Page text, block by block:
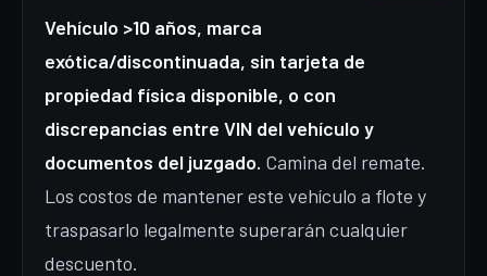
Vehículo >10 años, marca
exótica/discontinuada, sin tarjeta de
propiedad física disponible, o con
discrepancias entre VIN del vehículo y
documentos del juzgado. Camina del remate.
Los costos de mantener este vehículo a flote y
traspasarlo legalmente superarán cualquier
descuento.